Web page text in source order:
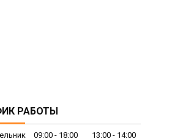
РАБОТЫ
09:00 18:00 13:00
14:00